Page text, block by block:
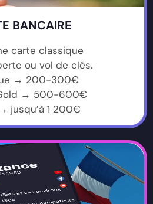
BANCAIRE
carte classique
ou vol de clés.
→ 200-300€
→ 500-600€
jusqu’à 1 200€